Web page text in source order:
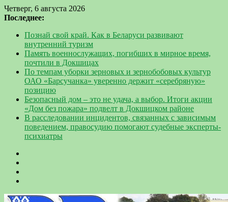
Четверг, 6 августа 2026
Последнее:
Познай свой край. Как в Беларуси развивают
внутренний туризм
Память военнослужащих, погибших в мирное время,
почтили в Докшицах
По темпам уборки зерновых и зернобобовых культур
ОАО «Барсучанка» уверенно держит «серебряную»
позицию
Безопасный дом – это не удача, а выбор. Итоги акции
«Дом без пожара» подвелт в Докшицком районе
В расследовании инцидентов, связанных с зависимым
поведением, правосудию помогают судебные эксперты-
психиатры